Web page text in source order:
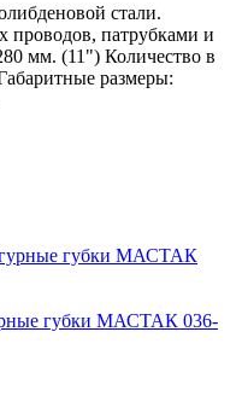
стали.
проводов, патрубками и
мм. (11") Количество в
размеры:
губки МАСТАК 036-